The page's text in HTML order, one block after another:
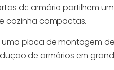
de armário partilhem
cozinha compactas.
placa de montagem
de armários em